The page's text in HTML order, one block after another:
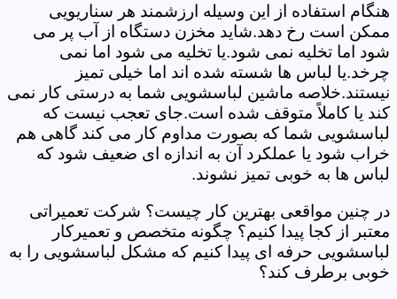
هنگام استفاده از این وسیله ارزشمند هر سناریویی
ممکن است رخ دهد.شاید مخزن دستگاه از آب پر می
شود اما تخلیه نمی شود.یا تخلیه می شود اما نمی
چرخد.یا لباس ها شسته شده اند اما خیلی تمیز
نیستند.خلاصه ماشین لباسشویی شما به درستی کار نمی
کند یا کاملاً متوقف شده است.جای تعجب نیست که
لباسشویی شما که بصورت مداوم کار می کند گاهی هم
خراب شود یا عملکرد آن به اندازه ای ضعیف شود که
لباس ها به خوبی تمیز نشوند.
در چنین مواقعی بهترین کار چیست؟ شرکت تعمیراتی
معتبر از کجا پیدا کنیم؟ چگونه متخصص و تعمیرکار
لباسشویی حرفه ای پیدا کنیم که مشکل لباسشویی را به
خوبی برطرف کند؟